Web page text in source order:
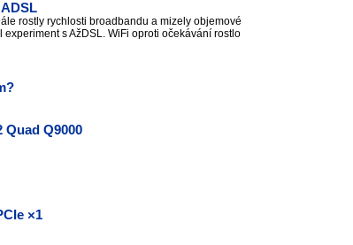
rostly rychlosti broadbandu a mizely objemové
s AžDSL. WiFi oproti očekávání rostlo
Q9000
×1